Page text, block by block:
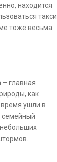
находится
такси
тоже весьма
главная
как
ушли в
семейный